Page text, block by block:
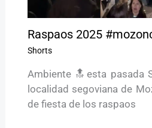
Raspaos 2025
Shorts
Ambiente 🔝esta pasada
localidad segoviana de
de fiesta de los raspaos